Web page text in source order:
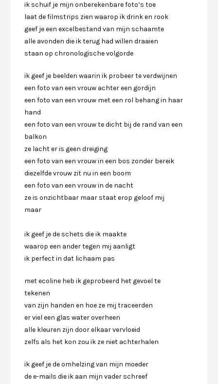
ik schuif je mijn onberekenbare foto’s toe
laat de filmstrips zien waarop ik drink en rook
geef je een excelbestand van mijn schaamte
alle avonden die ik terug had willen draaien
staan op chronologische volgorde
ik geef je beelden waarin ik probeer te verdwijnen
een foto van een vrouw achter een gordijn
een foto van een vrouw met een rol behang in haar
hand
een foto van een vrouw te dicht bij de rand van een
balkon
ze lacht er is geen dreiging
een foto van een vrouw in een bos zonder bereik
diezelfde vrouw zit nu in een boom
een foto van een vrouw in de nacht
ze is onzichtbaar maar staat erop geloof mij
maar
ik geef je de schets die ik maakte
waarop een ander tegen mij aanligt
ik perfect in dat lichaam pas
met ecoline heb ik geprobeerd het gevoel te
tekenen
van zijn handen en hoe ze mij traceerden
er viel een glas water overheen
alle kleuren zijn door elkaar vervloeid
zelfs als het kon zou ik ze niet achterhalen
ik geef je de omhelzing van mijn moeder
de e-mails die ik aan mijn vader schreef